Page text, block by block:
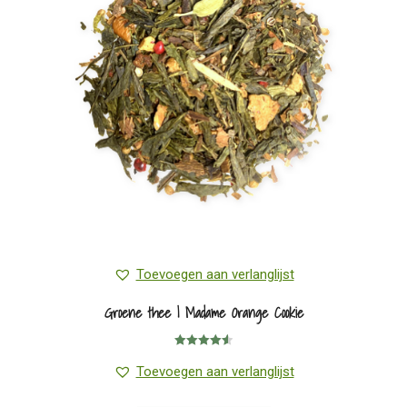
kan
gekozen
worden
op
de
productpagina
Toevoegen aan verlanglijst
Groene thee | Madame Orange Cookie
4.57uit 5
Toevoegen aan verlanglijst